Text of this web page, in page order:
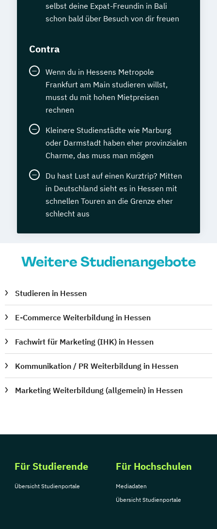
selbst deine Expat-Freundin in Bali
schon bald über Besuch von dir freuen
Contra
Wenn du in Hessens Metropole
Frankfurt am Main studieren willst,
musst du mit hohen Mietpreisen
rechnen
Kleinere Studienstädte wie Marburg
oder Darmstadt haben eher provinzialen
Charme, das muss man mögen
Du hast Lust auf einen Kurztrip? Mitten
in Deutschland sieht es in Hessen mit
schnellen Touren an die Grenze eher
schlecht aus
Weitere Studienangebote
Studieren in Hessen
E-Commerce Weiterbildung in Hessen
Fachwirt für Marketing (IHK) in Hessen
Kommunikation / PR Weiterbildung in Hessen
Marketing Weiterbildung (allgemein) in Hessen
Für Studierende
Übersicht Studienportale
Für Hochschulen
Mediadaten
Übersicht Studienportale